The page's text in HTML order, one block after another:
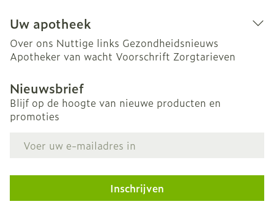
Uw apotheek
Over ons Nuttige links Gezondheidsnieuws
Apotheker van wacht Voorschrift Zorgtarieven
Nieuwsbrief
Blijf op de hoogte van nieuwe producten en
promoties
Inschrijven